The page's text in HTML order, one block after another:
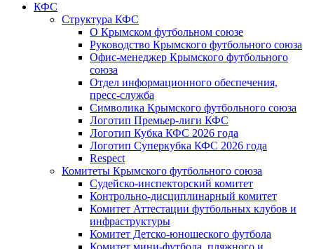
КФС
Структура КФС
О Крымском футбольном союзе
Руководство Крымского футбольного союза
Офис-менеджер Крымского футбольного
союза
Отдел информационного обеспечения,
пресс-служба
Символика Крымского футбольного союза
Логотип Премьер-лиги КФС
Логотип Кубка КФС 2026 года
Логотип Суперкубка КФС 2026 года
Respect
Комитеты Крымского футбольного союза
Судейско-инспекторский комитет
Контрольно-дисциплинарный комитет
Комитет Аттестации футбольных клубов и
инфраструктуры
Комитет Детско-юношеского футбола
Комитет мини-футбола, пляжного и